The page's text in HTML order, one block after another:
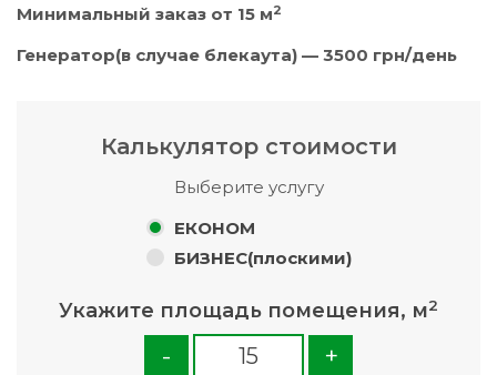
Минимальный заказ от 15 м2
Генератор(в случае блекаута) — 3500 грн/день
Калькулятор стоимости
Выберите услугу
ЕКОНОМ
БИЗНЕС(плоскими)
Укажите площадь помещения, м2
- +